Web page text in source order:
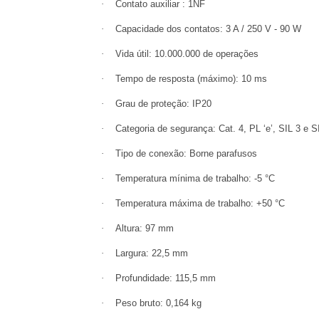
· Contato auxiliar : 1NF
· Capacidade dos contatos: 3 A / 250 V - 90 W
· Vida útil: 10.000.000 de operações
· Tempo de resposta (máximo): 10 ms
· Grau de proteção: IP20
· Categoria de segurança: Cat. 4, PL ‘e’, SIL 3 e
· Tipo de conexão: Borne parafusos
· Temperatura mínima de trabalho: -5 °C
· Temperatura máxima de trabalho: +50 °C
· Altura: 97 mm
· Largura: 22,5 mm
· Profundidade: 115,5 mm
· Peso bruto: 0,164 kg